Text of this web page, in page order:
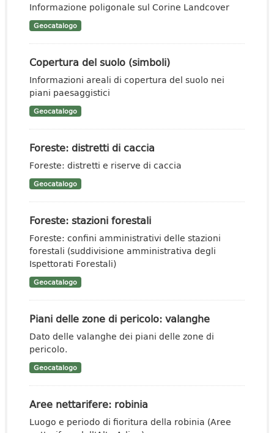
Informazione poligonale sul Corine Landcover
Geocatalogo
Copertura del suolo (simboli)
Informazioni areali di copertura del suolo nei
piani paesaggistici
Geocatalogo
Foreste: distretti di caccia
Foreste: distretti e riserve di caccia
Geocatalogo
Foreste: stazioni forestali
Foreste: confini amministrativi delle stazioni
forestali (suddivisione amministrativa degli
Ispettorati Forestali)
Geocatalogo
Piani delle zone di pericolo: valanghe
Dato delle valanghe dei piani delle zone di
pericolo.
Geocatalogo
Aree nettarifere: robinia
Luogo e periodo di fioritura della robinia (Aree